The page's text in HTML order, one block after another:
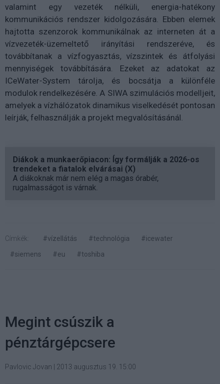
valamint egy vezeték nélküli, energia-hatékony
kommunikációs rendszer kidolgozására. Ebben elemek
hajtotta szenzorok kommunikálnak az interneten át a
vízvezeték-üzemeltető irányítási rendszeréve, és
továbbítanak a vízfogyasztás, vízszintek és átfolyási
mennyiségek továbbítására. Ezeket az adatokat az
ICeWater-System tárolja, és bocsátja a különféle
modulok rendelkezésére. A SIWA szimulációs modelljeit,
amelyek a vízhálózatok dinamikus viselkedését pontosan
leírják, felhasználják a projekt megvalósításánál.
Diákok a munkaerőpiacon: Így formálják a 2026-os
trendeket a fiatalok elvárásai (X)
A diákoknak már nem elég a magas órabér,
rugalmasságot is várnak.
Címkék: #vízellátás #technológia
#icewater
#siemens
#eu #toshiba
Megint csúszik a
pénztárgépcsere
Pavlovic Jovan 2013 augusztus 19. 15:00